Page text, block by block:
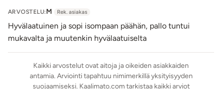
ARVOSTELU:M Rek. asiakas
Hyvälaatuinen ja sopi isompaan päähän, pallo tuntui
mukavalta ja muutenkin hyvälaatuiselta
Kaikki arvostelut ovat aitoja ja oikeiden asiakkaiden
antamia. Arviointi tapahtuu nimimerkillä yksityisyyden
suojaamiseksi. Kaalimato.com tarkistaa kaikki arviot